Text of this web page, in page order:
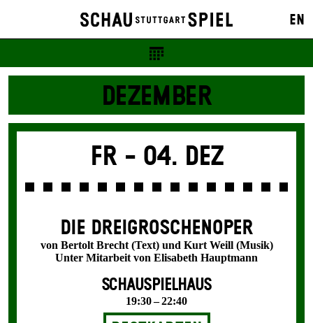
EN
DEZEMBER
Fr - 04. Dez
DIE DREI­GROSCHEN­OPER
von Bertolt Brecht (Text) und Kurt Weill (Musik)
Unter Mitarbeit von Elisabeth Hauptmann
SCHAUSPIELHAUS
19:30 – 22:40